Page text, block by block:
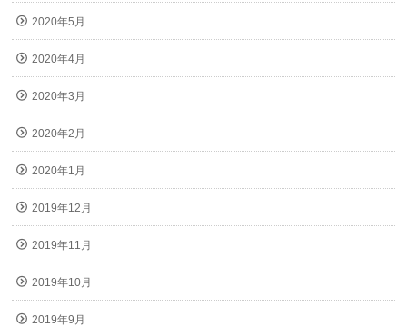
2020年5月
2020年4月
2020年3月
2020年2月
2020年1月
2019年12月
2019年11月
2019年10月
2019年9月